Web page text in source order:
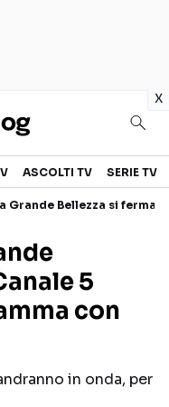
x
TV
SHOW
ASCOLTI TV SERIE TV
Grande Bellezza si ferma:
5
con
in onda, per